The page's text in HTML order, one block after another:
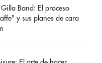
Gilla Band: El proceso
y sus planes de cara